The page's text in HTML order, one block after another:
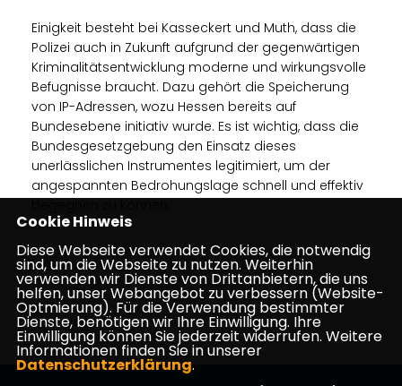
Einigkeit besteht bei Kasseckert und Muth, dass die
Polizei auch in Zukunft aufgrund der gegenwärtigen
Kriminalitätsentwicklung moderne und wirkungsvolle
Befugnisse braucht. Dazu gehört die Speicherung
von IP-Adressen, wozu Hessen bereits auf
Bundesebene initiativ wurde. Es ist wichtig, dass die
Bundesgesetzgebung den Einsatz dieses
unerlässlichen Instrumentes legitimiert, um der
angespannten Bedrohungslage schnell und effektiv
14.08.2024
Cookie Hinweis
Diese Webseite verwendet Cookies, die notwendig
sind, um die Webseite zu nutzen. Weiterhin
verwenden wir Dienste von Drittanbietern, die uns
helfen, unser Webangebot zu verbessern (Website-
Optmierung). Für die Verwendung bestimmter
Dienste, benötigen wir Ihre Einwilligung. Ihre
Einwilligung können Sie jederzeit widerrufen. Weitere
Informationen finden Sie in unserer
Datenschutzerklärung.